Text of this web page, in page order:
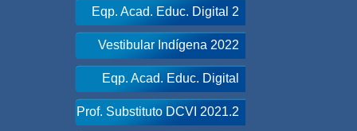
Eqp. Acad. Educ. Digital 2
Vestibular Indígena 2022
Eqp. Acad. Educ. Digital
Prof. Substituto DCVI 2021.2